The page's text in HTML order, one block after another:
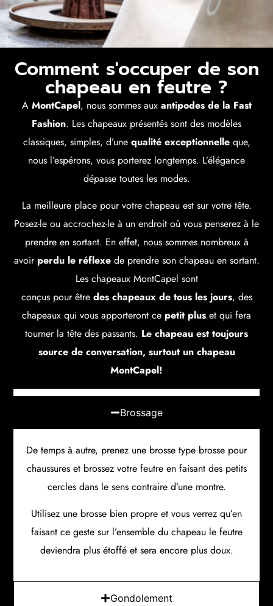
Comment s'occuper de son
chapeau en feutre ?
A MontCapel, nous sommes aux antipodes de la Fast
Fashion. Les chapeaux présentés sont des modèles
classiques, simples, d’une qualité exceptionnelleque,
nous l’espérons, vous porterez longtemps. L’élégance
dépasse toutes les modes.
La meilleure place pour votre chapeau est sur votre tête.
Posez-le ou accrochez-le à un endroit où vous penserez à le
prendre en sortant. En effet, nous sommes nombreux à
avoir perdu le réflexede prendre son chapeau en sortant.
Les chapeaux MontCapel sont
conçus pour être des chapeaux de tous les jours, des
chapeaux qui vous apporteront ce petit plus et qui fera
tourner la tête des passants. Le chapeau est toujours
source de conversation, surtout un chapeau
MontCapel!
Brossage
Gondolement
De temps à autre, prenez une brosse type brosse pour
chaussures et brossez votre feutre en faisant des petits
cercles dans le sens contraire d’une montre.
Utilisez une brosse bien propre et vous verrez qu’en
faisant ce geste sur l’ensemble du chapeau le feutre
deviendra plus étoffé et sera encore plus doux.